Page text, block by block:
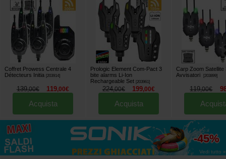
Coffret Prowess Centrale 4
Détecteurs Initia
[203914]
139,00€ 119,00€
Acquista
Prologic Element Com-Pact 3
bite alarms Li-Ion
Rechargeable Set [203961]
224,00€ 199,00€
Acquista
Carp Zoom Satellite
Avvisatori
[203899]
119,00€
fino al
-45%
Vedi tutto »